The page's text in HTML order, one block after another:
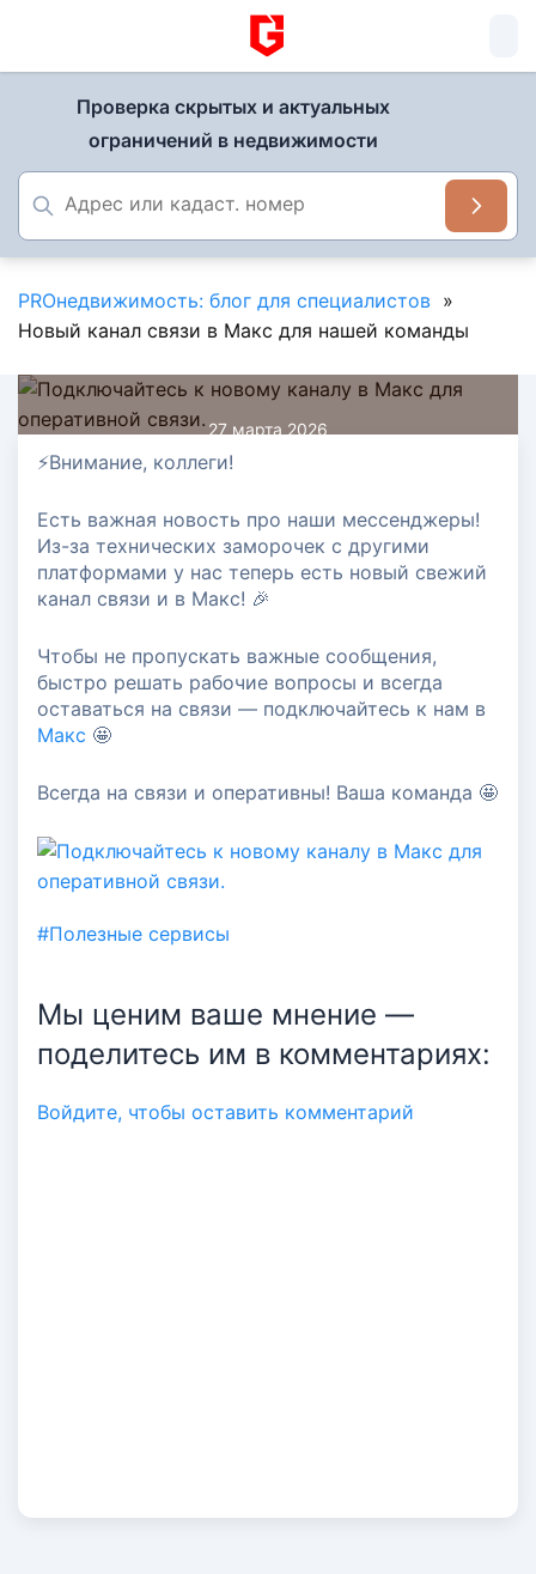
Проверка скрытых и актуальных
ограничений в недвижимости
PROнедвижимость: блог для специалистов »
Новый канал связи в Макс для нашей команды
27 марта 2026
Новый канал связи в Макс для
#полезные сервисы
⚡️Внимание, коллеги!
Есть важная новость про наши мессенджеры!
Из-за технических заморочек с другими
платформами у нас теперь есть новый свежий
канал связи и в Макс! 🎉
Чтобы не пропускать важные сообщения,
быстро решать рабочие вопросы и всегда
оставаться на связи — подключайтесь к нам в
Макс 🤩
Всегда на связи и оперативны! Ваша команда 🤩
#Полезные сервисы
Мы ценим ваше мнение —
поделитесь им в комментариях:
Войдите, чтобы оставить комментарий